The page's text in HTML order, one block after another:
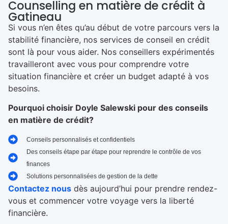
Counselling en matière de crédit à
Gatineau
Si vous n’en êtes qu’au début de votre parcours vers la
stabilité financière, nos services de conseil en crédit
sont là pour vous aider. Nos conseillers expérimentés
travailleront avec vous pour comprendre votre
situation financière et créer un budget adapté à vos
besoins.
Pourquoi choisir Doyle Salewski pour des conseils
en matière de crédit?
Conseils personnalisés et confidentiels
Des conseils étape par étape pour reprendre le contrôle de vos
finances
Solutions personnalisées de gestion de la dette
Contactez nous dès aujourd’hui pour prendre rendez-
vous et commencer votre voyage vers la liberté
financière.